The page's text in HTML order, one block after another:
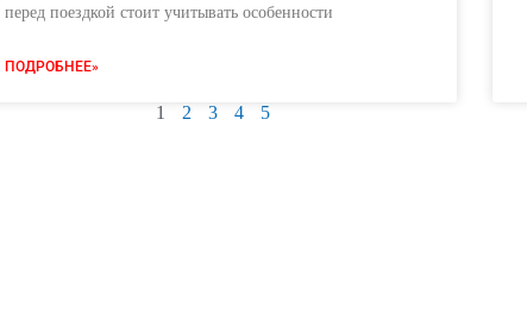
перед поездкой стоит учитывать особенности
ПОДРОБНЕЕ»
1 2 3 4 5